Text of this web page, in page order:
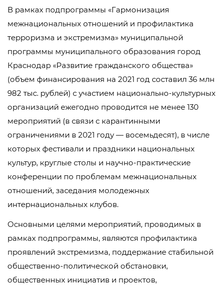
В рамках подпрограммы «Гармонизация
межнациональных отношений и профилактика
терроризма и экстремизма» муниципальной
программы муниципального образования город
Краснодар «Развитие гражданского общества»
(объем финансирования на 2021 год составил 36 млн
982 тыс. рублей) с участием национально-культурных
организаций ежегодно проводится не менее 130
мероприятий (в связи с карантинными
ограничениями в 2021 году — восемьдесят), в числе
которых фестивали и праздники национальных
культур, круглые столы и научно-практические
конференции по проблемам межнациональных
отношений, заседания молодежных
интернациональных клубов.
Основными целями мероприятий, проводимых в
рамках подпрограммы, являются профилактика
проявлений экстремизма, поддержание стабильной
общественно-политической обстановки,
общественных инициатив и проектов,